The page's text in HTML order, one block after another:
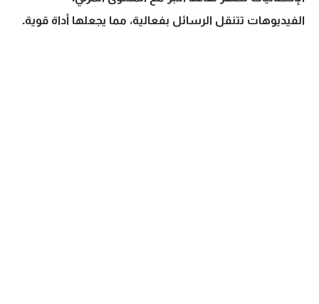
الفيديوهات تتنقل الرسائل بفعالية، مما يجعلها أداة قوية.